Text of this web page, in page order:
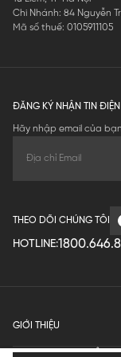
Chi Nhánh: 84 Nguyễn
Mã số thuế: 0105911105
ĐĂNG KÝ NHẬN TIN ĐIỆN
Hãy nhập email của
THEO DÕI CHÚNG TÔI
HOTLINE:
GIỚI THIỆU
QUY ĐỊNH HOẠT ĐỘNG